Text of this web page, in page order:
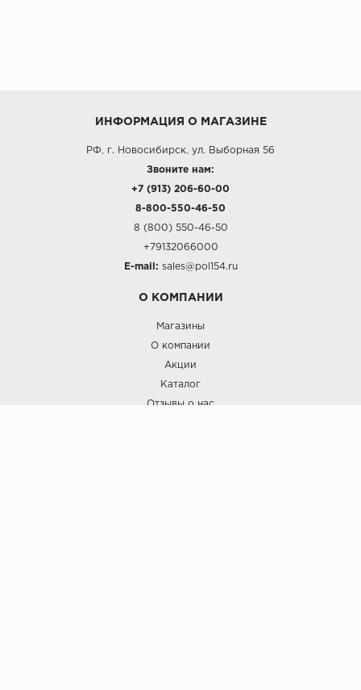
ИНФОРМАЦИЯ О МАГАЗИНЕ
РФ, г. Новосибирск, ул. Выборная 56
Звоните нам:
+7 (913) 206-60-00
8-800-550-46-50
8 (800) 550-46-50
+79132066000
E-mail: sales@pol154.ru
О КОМПАНИИ
Магазины
О компании
Акции
Каталог
Отзывы о нас